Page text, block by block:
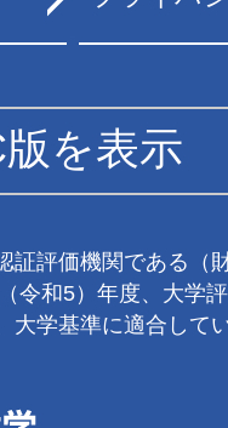
を表示
証評価機関である（
令和5）年度、大学
大学基準に適合して